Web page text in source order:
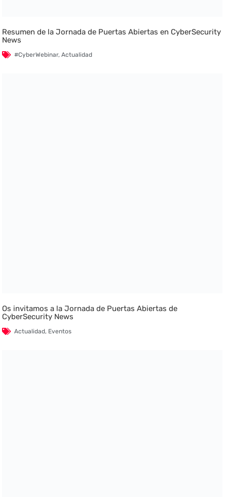
Resumen de la Jornada de Puertas Abiertas en CyberSecurity
News
#CyberWebinar,Actualidad
Os invitamos a la Jornada de Puertas Abiertas de
CyberSecurity News
Actualidad, Eventos